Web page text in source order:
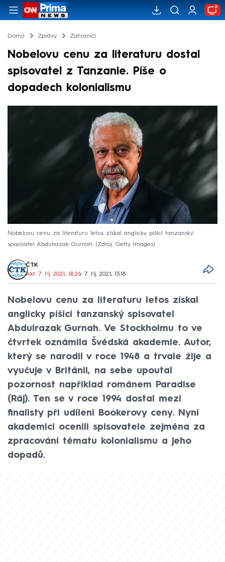
Domů Zprávy Zahraničí
Nobelovu cenu za literaturu dostal
spisovatel z Tanzanie. Píše o
dopadech kolonialismu
Nobelovu cenu za literaturu letos získal anglicky píšící tanzanský
spisovatel Abdulrazak Gurnah.
Zdroj: Getty Images
ČTK
Akt. 7. říj 2021, 18:26• 7. říj 2021, 13:18
Nobelovu cenu za literaturu letos získal
anglicky píšící tanzanský spisovatel
Abdulrazak Gurnah. Ve Stockholmu to ve
čtvrtek oznámila Švédská akademie. Autor,
který se narodil v roce 1948 a trvale žije a
vyučuje v Británii, na sebe upoutal
pozornost například románem Paradise
(Ráj). Ten se v roce 1994 dostal mezi
finalisty při udílení Bookerovy ceny. Nyní
akademici ocenili spisovatele zejména za
zpracování tématu kolonialismu a jeho
dopadů.